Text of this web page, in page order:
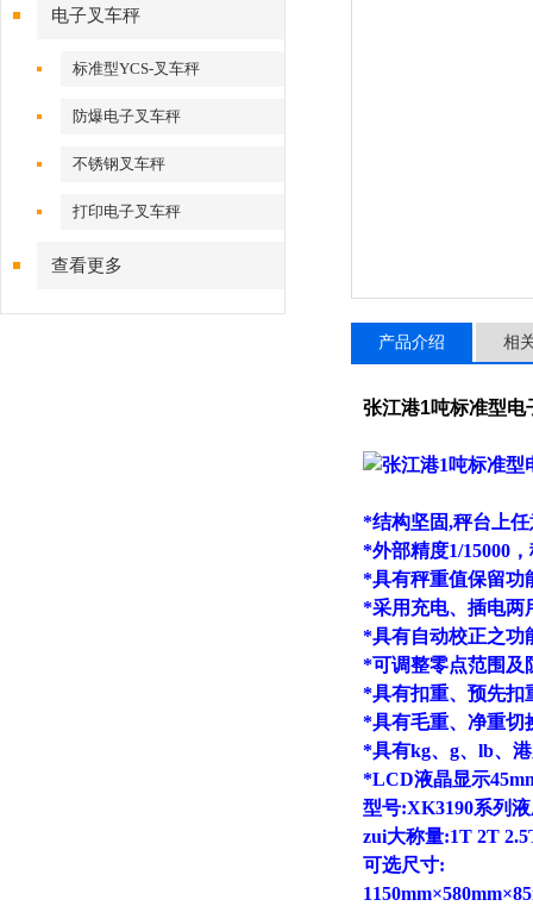
电子叉车秤
标准型YCS-叉车秤
防爆电子叉车秤
不锈钢叉车秤
打印电子叉车秤
查看更多
产品介绍 相
张江港1吨标准型电
*结构坚固,秤台上
*外部精度1/15000
*具有秤重值保留功
*采用充电、插电两
*具有自动校正之功
*可调整零点范围及
*具有扣重、预先扣
*具有毛重、净重切
*具有kg、g、lb、
*LCD液晶显示
型号:XK3190系列
zui大称量:1T 2T
可选尺寸: